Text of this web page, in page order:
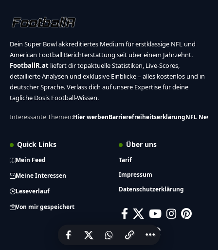
Dein Super Bowl akkreditiertes Medium für erstklassige NFL und
American Football Berichterstattung seit über einem Jahrzehnt.
FootballR.at liefert dir topaktuelle Statistiken, Live-Scores,
detaillierte Analysen und exklusive Einblicke – alles kostenlos und in
deutscher Sprache. Verlass dich auf unsere Expertise für deine
tägliche Dosis Football-Wissen.
Interessante Themen:Hier werbenBarrierefreiheitserklärungNFL News
Quick Links
Mein Feed
Meine Interessen
Leseverlauf
Von mir gespeichert
Über uns
Tarif
Impressum
Datenschutzerklärung